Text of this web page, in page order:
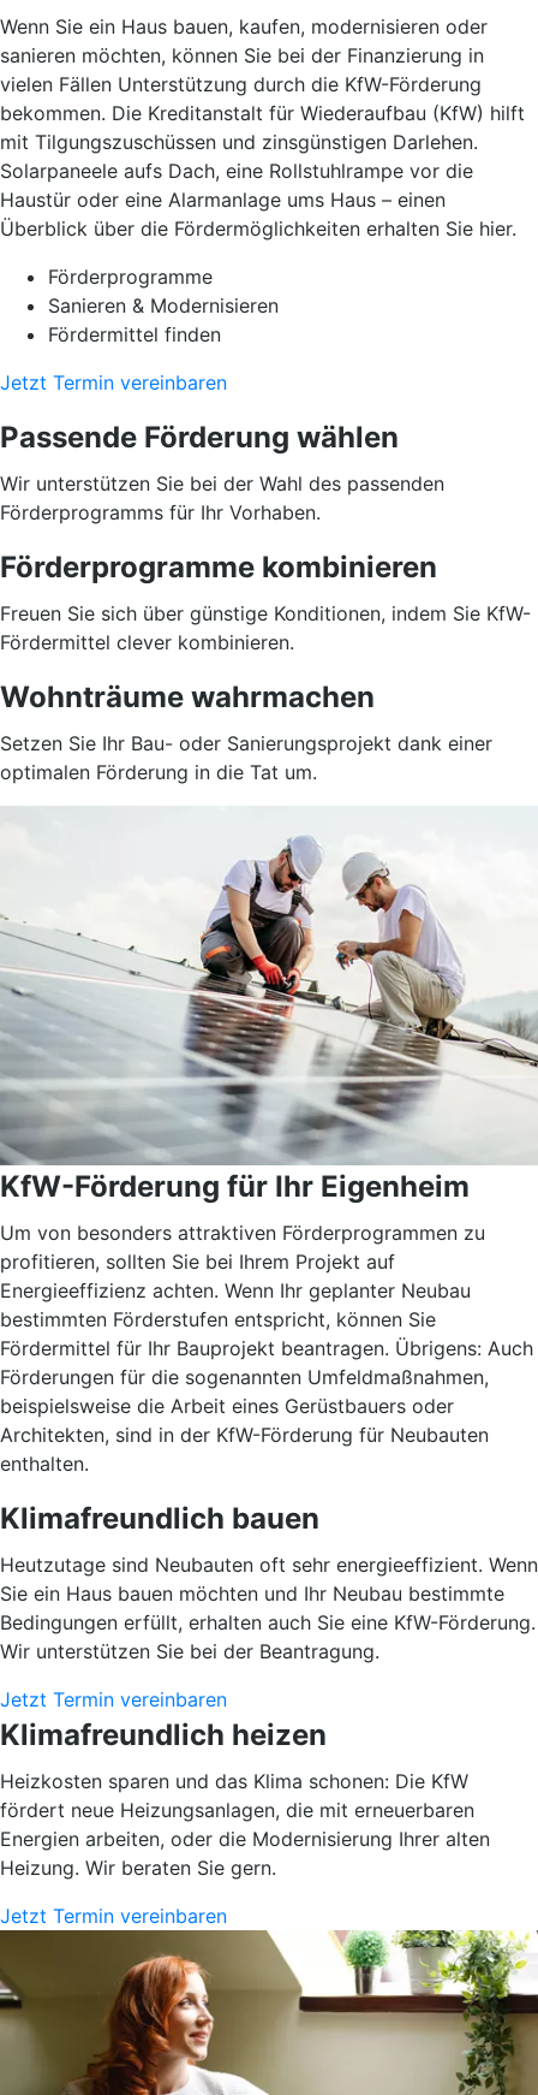
Wenn Sie ein Haus bauen, kaufen, modernisieren oder
sanieren möchten, können Sie bei der Finanzierung in
vielen Fällen Unterstützung durch die KfW-Förderung
bekommen. Die Kreditanstalt für Wiederaufbau (KfW) hilft
mit Tilgungszuschüssen und zinsgünstigen Darlehen.
Solarpaneele aufs Dach, eine Rollstuhlrampe vor die
Haustür oder eine Alarmanlage ums Haus – einen
Überblick über die Fördermöglichkeiten erhalten Sie hier.
Förderprogramme
Sanieren & Modernisieren
Fördermittel finden
Jetzt Termin vereinbaren
Passende Förderung wählen
Wir unterstützen Sie bei der Wahl des passenden
Förderprogramms für Ihr Vorhaben.
Förderprogramme kombinieren
Freuen Sie sich über günstige Konditionen, indem Sie KfW-
Fördermittel clever kombinieren.
Wohnträume wahrmachen
Setzen Sie Ihr Bau- oder Sanierungsprojekt dank einer
optimalen Förderung in die Tat um.
KfW-Förderung für Ihr Eigenheim
Um von besonders attraktiven Förderprogrammen zu
profitieren, sollten Sie bei Ihrem Projekt auf
Energieeffizienz achten. Wenn Ihr geplanter Neubau
bestimmten Förderstufen entspricht, können Sie
Fördermittel für Ihr Bauprojekt beantragen. Übrigens: Auch
Förderungen für die sogenannten Umfeldmaßnahmen,
beispielsweise die Arbeit eines Gerüstbauers oder
Architekten, sind in der KfW-Förderung für Neubauten
enthalten.
Klimafreundlich bauen
Heutzutage sind Neubauten oft sehr energieeffizient. Wenn
Sie ein Haus bauen möchten und Ihr Neubau bestimmte
Bedingungen erfüllt, erhalten auch Sie eine KfW-Förderung.
Wir unterstützen Sie bei der Beantragung.
Jetzt Termin vereinbaren
Klimafreundlich heizen
Heizkosten sparen und das Klima schonen: Die KfW
fördert neue Heizungsanlagen, die mit erneuerbaren
Energien arbeiten, oder die Modernisierung Ihrer alten
Heizung. Wir beraten Sie gern.
Jetzt Termin vereinbaren